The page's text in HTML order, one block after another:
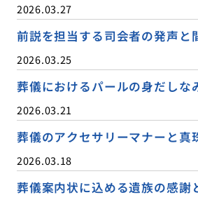
2026.03.27
前説を担当する司会者の発声と
2026.03.25
葬儀におけるパールの身だしな
2026.03.21
葬儀のアクセサリーマナーと真
2026.03.18
葬儀案内状に込める遺族の感謝